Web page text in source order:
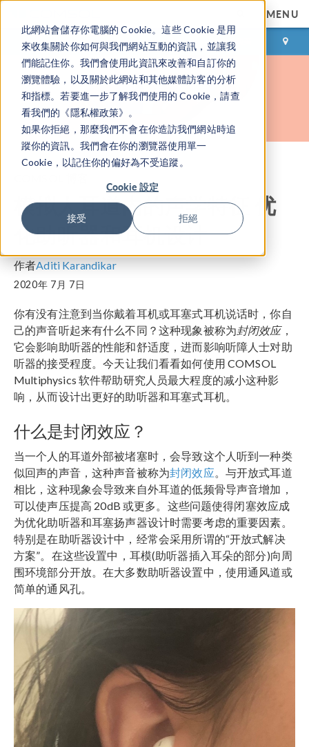
此網站會儲存你電腦的 Cookie。這些 Cookie 是用
來收集關於你如何與我們網站互動的資訊，並讓我
們能記住你。我們會使用此資訊來改善和自訂你的
瀏覽體驗，以及關於此網站和其他媒體訪客的分析
和指標。若要進一步了解我們使用的 Cookie，請查
看我們的《隱私權政策》。
如果你拒絕，那麼我們不會在你造訪我們網站時追
蹤你的資訊。我們會在你的瀏覽器使用單一
Cookie，以記住你的偏好為不受追蹤。
Cookie 設定
接受 拒絕
MENU
登录 咨询与购买
模拟人耳道内的声学特征 优
化助听器和耳机设计
作者Aditi Karandikar
2020年 7月 7日
你有没有注意到当你戴着耳机或耳塞式耳机说话时，你自
己的声音听起来有什么不同？这种现象被称为封闭效应，
它会影响助听器的性能和舒适度，进而影响听障人士对助
听器的接受程度。今天让我们看看如何使用 COMSOL
Multiphysics 软件帮助研究人员最大程度的减小这种影
响，从而设计出更好的助听器和耳塞式耳机。
什么是封闭效应？
当一个人的耳道外部被堵塞时，会导致这个人听到一种类
似回声的声音，这种声音被称为封闭效应 。与开放式耳道
相比，这种现象会导致来自外耳道的低频骨导声音增加，
可以使声压提高 20dB 或更多。这些问题使得闭塞效应成
为优化助听器和耳塞扬声器设计时需要考虑的重要因素。
特别是在助听器设计中，经常会采用所谓的“开放式解决
方案”。在这些设置中，耳模(助听器插入耳朵的部分)向周
围环境部分开放。在大多数助听器设置中，使用通风道或
简单的通风孔。